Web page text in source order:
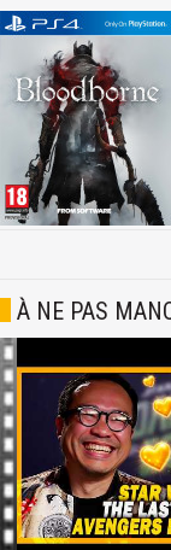
À NE PAS